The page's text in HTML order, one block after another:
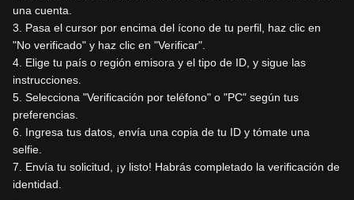
una cuenta.
3
Pasa el cursor por encima del ícono de tu perfil, haz clic en
"No verificado" y haz clic en "Verificar".
4 Elige tu país o región emisora y el tipo de ID, y sigue las
instrucciones.
5 Selecciona "Verificación por teléfono" o "PC" según tus
preferencias.
6
Ingresa tus datos, envía una copia de tu ID y tómate una
selfie.
7
Envía tu solicitud, ¡y listo! Habrás completado la verificación de
identidad.